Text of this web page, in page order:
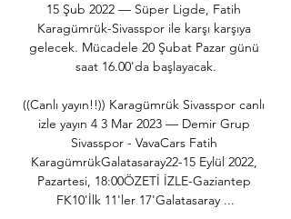
15 Şub 2022 — Süper Ligde, Fatih
Karagümrük-Sivasspor ile karşı karşıya
gelecek. Mücadele 20 Şubat Pazar günü
saat 16.00'da başlayacak.
((Canlı yayın!!)) Karagümrük Sivasspor canlı
izle yayın 4 3 Mar 2023 — Demir Grup
Sivasspor - VavaCars Fatih
KaragümrükGalatasaray22-15 Eylül 2022,
Pazartesi, 18:00ÖZETİ İZLE-Gaziantep
FK10'İlk 11'ler 17'Galatasaray ...